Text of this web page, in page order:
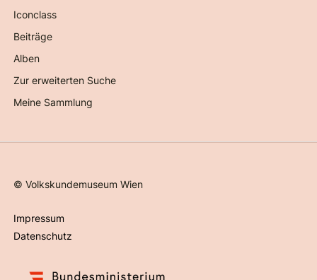
Iconclass
Beiträge
Alben
Zur erweiterten Suche
Meine Sammlung
©Volkskundemuseum Wien
Impressum
Datenschutz